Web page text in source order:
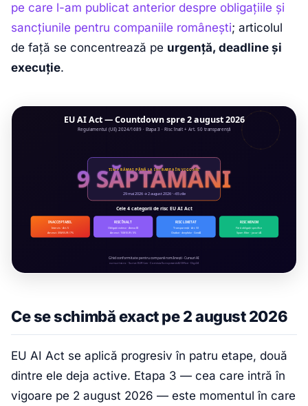
pe care l-am publicat anterior despre obligațiile și
sancțiunile pentru companiile românești; articolul
de față se concentrează pe urgență, deadline și
execuție.
Ce se schimbă exact pe 2 august 2026
EU AI Act se aplică progresiv în patru etape, două
dintre ele deja active. Etapa 3 — cea care intră în
vigoare pe 2 august 2026 — este momentul în care